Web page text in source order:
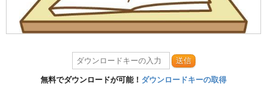
送信
無料でダウンロードが可能！ ダウンロードキーの取得